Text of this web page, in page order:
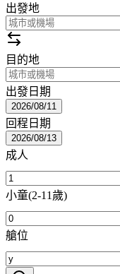
出發地
目的地
出發日期
2026/08/11
回程日期
2026/08/13
成人
小童(2-11歲)
艙位